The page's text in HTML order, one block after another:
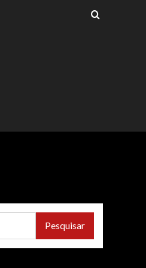
Pesquisar